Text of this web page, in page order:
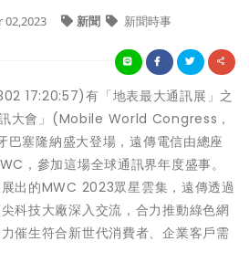
02,2023 新聞 新聞時事
17:20:57)有「地表最大通訊展」之
大會」(Mobile World Congress，
塞隆納盛大登場，遠傳電信由總座
，參加這場全球通訊界年度盛事。
出的MWC 2023眾星雲集，遠傳透過
科技大廠深入交流，合力推動綠色網
催生符合新世代消費者、企業客戶需